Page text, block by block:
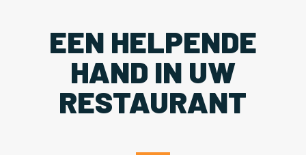
EEN HELPENDE
HAND IN UW
RESTAURANT